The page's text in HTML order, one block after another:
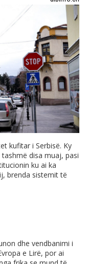
kufitar i Serbisë. Ky
disa muaj, pasi
ku ai ka
brenda sistemit të
dhe vendbanimi i
e Lirë, por ai